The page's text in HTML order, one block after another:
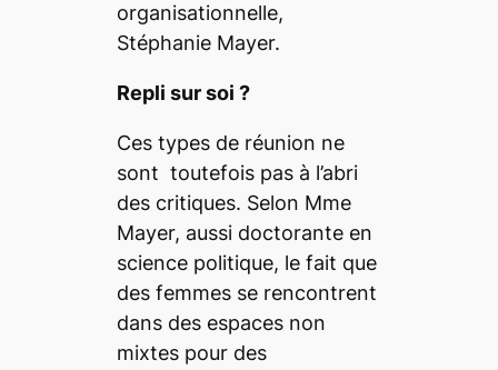
organisationnelle,
Stéphanie Mayer.
Repli sur soi ?
Ces types de réunion ne
sont toutefois pas à l’abri
des critiques. Selon Mme
Mayer, aussi doctorante en
science politique, le fait que
des femmes se rencontrent
dans des espaces non
mixtes pour des